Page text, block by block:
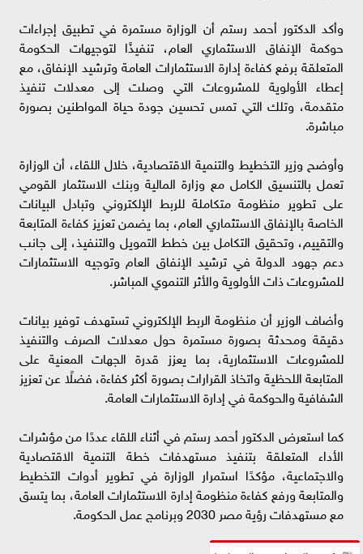
وأكد الدكتور أحمد رستم أن الوزارة مستمرة في تطبيق إجراءات
حوكمة الإنفاق الاستثماري العام، تنفيذًا لتوجيهات الحكومة
المتعلقة برفع كفاءة إدارة الاستثمارات العامة وترشيد الإنفاق، مع
إعطاء الأولوية للمشروعات التي وصلت إلى معدلات تنفيذ
متقدمة، وتلك التي تمس تحسين جودة حياة المواطنين بصورة
مباشرة.
وأوضح وزير التخطيط والتنمية الاقتصادية، خلال اللقاء، أن الوزارة
تعمل بالتنسيق الكامل مع وزارة المالية وبنك الاستثمار القومي
على تطوير منظومة متكاملة للربط الإلكتروني وتبادل البيانات
الخاصة بالإنفاق الاستثماري العام، بما يضمن تعزيز كفاءة المتابعة
والتقييم، وتحقيق التكامل بين خطط التمويل والتنفيذ، إلى جانب
دعم جهود الدولة في ترشيد الإنفاق العام وتوجيه الاستثمارات
للمشروعات ذات الأولوية والأثر التنموي المباشر.
وأضاف الوزير أن منظومة الربط الإلكتروني تستهدف توفير بيانات
دقيقة ومحدثة بصورة مستمرة حول معدلات الصرف والتنفيذ
للمشروعات الاستثمارية، بما يعزز قدرة الجهات المعنية على
المتابعة اللحظية واتخاذ القرارات بصورة أكثر كفاءة، فضلًا عن تعزيز
الشفافية والحوكمة في إدارة الاستثمارات العامة.
كما استعرض الدكتور أحمد رستم في أثناء اللقاء عددًا من مؤشرات
الأداء المتعلقة بتنفيذ مستهدفات خطة التنمية الاقتصادية
والاجتماعية، مؤكدًا استمرار الوزارة في تطوير أدوات التخطيط
والمتابعة ورفع كفاءة منظومة إدارة الاستثمارات العامة، بما يتسق
مع مستهدفات رؤية مصر 2030 وبرنامج عمل الحكومة.